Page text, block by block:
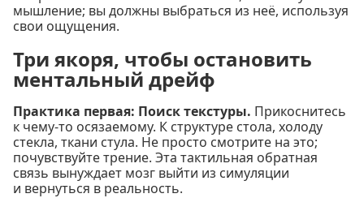
мышление; вы должны выбраться из неё, используя
свои ощущения.
Три якоря, чтобы остановить
ментальный дрейф
Практика первая: Поиск текстуры. Прикоснитесь
к чему-то осязаемому. К структуре стола, холоду
стекла, ткани стула. Не просто смотрите на это;
почувствуйте трение. Эта тактильная обратная
связь вынуждает мозг выйти из симуляции
и вернуться в реальность.